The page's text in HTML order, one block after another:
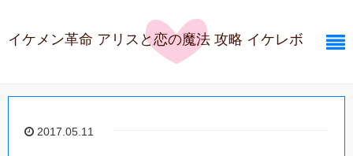
イケメン革命 アリスと恋の魔法 攻略 イケレボ
2017.05.11